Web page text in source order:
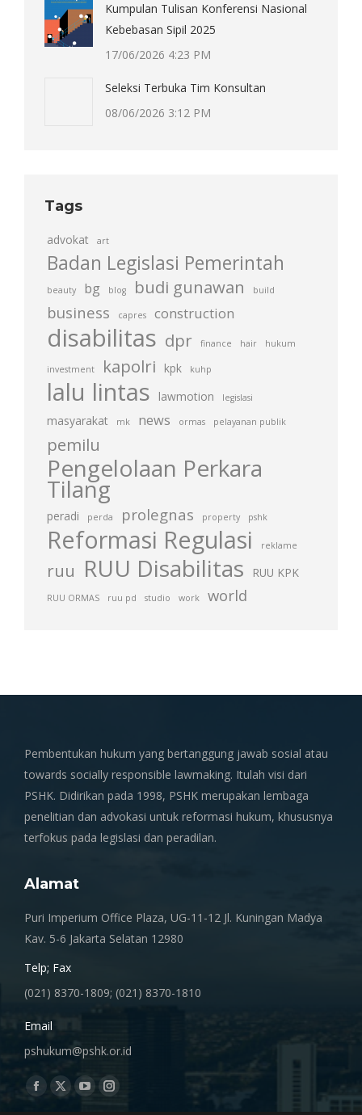
Kumpulan Tulisan Konferensi Nasional
Kebebasan Sipil 2025
17/06/2026 4:23 PM
Seleksi Terbuka Tim Konsultan
08/06/2026 3:12 PM
Tags
advokat art
Badan Legislasi Pemerintah
beauty bg blog budi gunawan build
business capres construction
disabilitas dpr finance hair hukum
investment kapolri kpk kuhp
lalu lintas lawmotion legislasi
masyarakat mk news ormas pelayanan publik
pemilu
Pengelolaan Perkara
Tilang
peradi perda prolegnas property pshk
Reformasi Regulasi reklame
ruu RUU Disabilitas RUU KPK
RUU ORMAS ruu pd studio work world
Pembentukan hukum yang bertanggung jawab sosial atau
towards socially responsible lawmaking. Itulah visi dari
PSHK. Didirikan pada 1998, PSHK merupakan lembaga
penelitian dan advokasi untuk reformasi hukum, khususnya
terfokus pada legislasi dan peradilan.
Alamat
Puri Imperium Office Plaza, UG-11-12 Jl. Kuningan Madya
Kav. 5-6 Jakarta Selatan 12980
Telp; Fax
(021) 8370-1809; (021) 8370-1810
Email
pshukum@pshk.or.id
Find us on:
Facebook
X
YouTubeInstagram